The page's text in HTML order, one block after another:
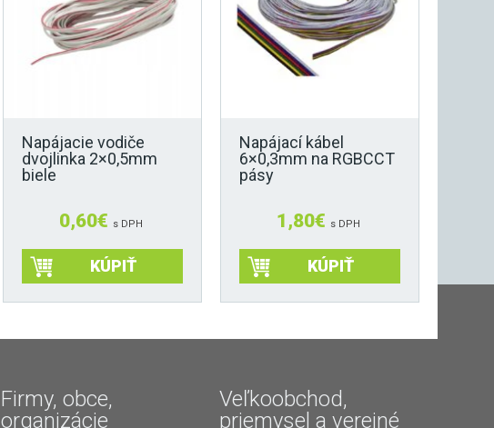
Napájacie vodiče
dvojlinka 2×0,5mm
biele
0,60€ s DPH
KÚPIŤ
Napájací kábel
6×0,3mm na RGBCCT
pásy
1,80€ s DPH
KÚPIŤ
Firmy, obce,
organizácie
Veľkoobchod,
priemysel a verejné